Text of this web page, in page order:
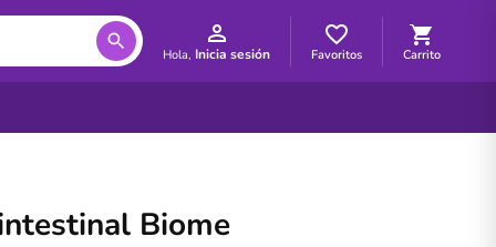
Hola, Inicia sesión Favoritos Carrito
Biome